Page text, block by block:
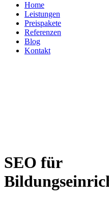
Home
Leistungen
Preispakete
Referenzen
Blog
Kontakt
SEO für